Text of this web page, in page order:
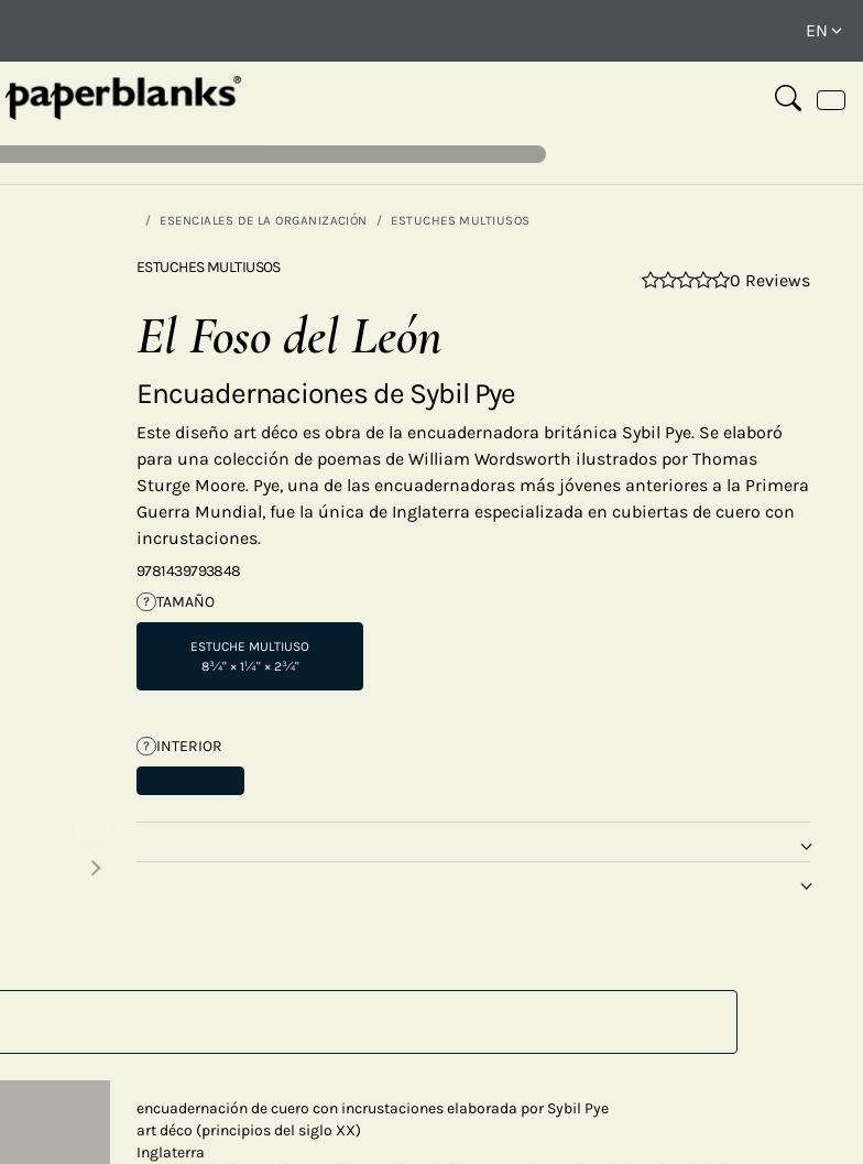
ESENCIALES DE LA ORGANIZACIÓN ESTUCHES MULTIUSOS
ESTUCHES MULTIUSOS
0 Reviews
El Foso del León
Encuadernaciones de Sybil Pye
Este diseño art déco es obra de la encuadernadora británica Sybil Pye. Se elaboró
para una colección de poemas de William Wordsworth ilustrados por Thomas
Sturge Moore. Pye, una de las encuadernadoras más jóvenes anteriores a la Primera
Guerra Mundial, fue la única de Inglaterra especializada en cubiertas de cuero con
incrustaciones.
9781439793848
? TAMAÑO
ESTUCHE MULTIUSO
8¾" × 1¼" × 2¾"
? INTERIOR
encuadernación de cuero con incrustaciones elaborada por Sybil Pye
art déco (principios del siglo XX)
Inglaterra